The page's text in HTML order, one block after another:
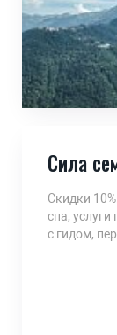
Сила
Скидки
спа,
с гидом,